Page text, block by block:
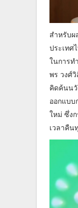
สำหรับผ
ประเทศ
ในการท
พร วงศ์
คิดค้นนวั
ออกแบบ
ใหม่ ซึ่ง
เวลาคืน